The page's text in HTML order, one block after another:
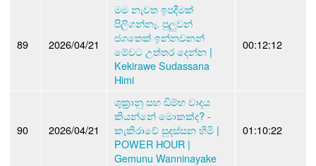
89 2026/04/21
මම නැවත ඉපදීමක්
පිලිගන්නෑ. පුලුවන්
ජගතෙක් ඉන්නවනන්
මේවට උත්තර දෙන්න |
Kekirawe Sudassana
Himi
00:12:12
90 2026/04/21
ශුක්‍රානු සහ ඩිම්භ වාදය
කියන්නේ මොකක්ද? -
කැකිරාවේ සුදස්සන හිමි |
POWER HOUR |
Gemunu Wanninayake
01:10:22